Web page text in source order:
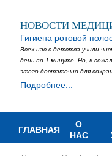
НОВОСТИ
Гигиена ротовой
Всех нас с детства учили
день по 1 минуте. Но, к
этого достаточно для
Подробнее...
ГЛАВНАЯ
О
НАС